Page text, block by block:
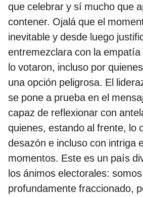
que celebrar y sí mucho que
contener. Ojalá que el
inevitable y desde luego
entremezclara con la
lo votaron, incluso por
una opción peligrosa. El
se pone a prueba en el
capaz de reflexionar con
quienes, estando al frente, lo
desazón e incluso con intriga
momentos. Este es un país
los ánimos electorales:
profundamente fraccionado,